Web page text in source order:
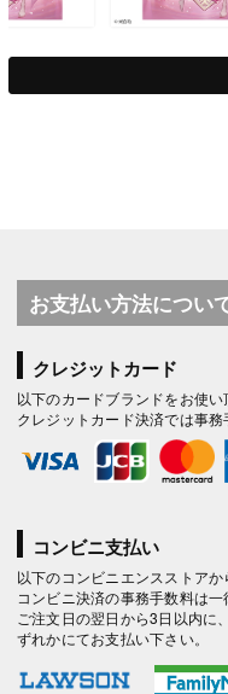
お支払い方法につい
クレジットカード
以下のカードブランドをお使い
クレジットカード決済では事務
コンビニ支払い
以下のコンビニエンスストアか
コンビニ決済の事務手数料は
ご注文日の翌日から3日以内に
ずれかにてお支払い下さい。